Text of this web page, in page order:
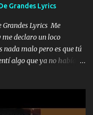
y la puerta me
me achacaba cargos
tienes el clavo Yo me
cuido me gusta ser
falten mi dios es grande
le mando un abrazo
Grandes Lyrics
Grandes Lyrics Me
declaro un loco
nada malo pero es que tú
algo que ya no había
frente a ti con mis